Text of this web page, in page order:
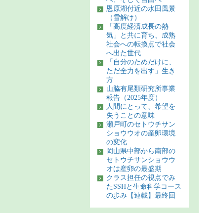
恩原湖付近の水田風景
（雪解け）
「高度経済成長の熱
気」と共に育ち、成熟
社会への転換点で社会
へ出た世代
「自分のためだけに、
ただ全力を出す」生き
方
山脇有尾類研究所事業
報告（2025年度）
人間にとって、希望を
失うことの意味
瀬戸町のセトウチサン
ショウウオの産卵環境
の変化
岡山県中部から南部の
セトウチサンショウウ
オは産卵の最盛期
クラス担任の視点でみ
たSSHと生命科学コース
の歩み【連載】最終回